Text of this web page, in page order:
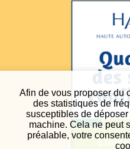
Afin de vous proposer du
des statistiques de
susceptibles de
machine. Cela ne peut
préalable, votre